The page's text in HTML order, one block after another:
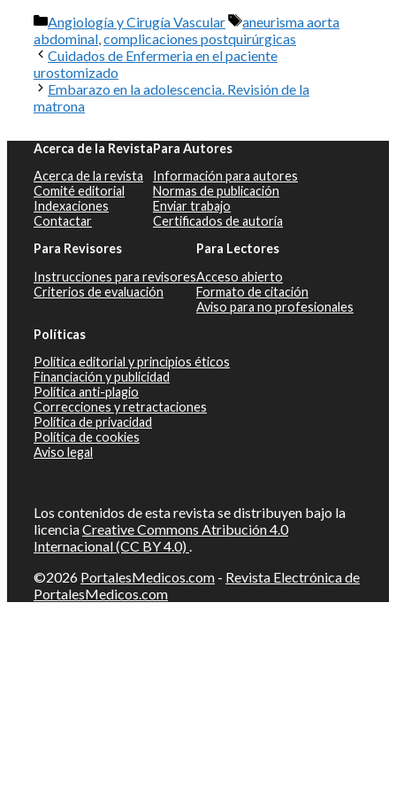
Categorías
Angiología y Cirugía Vascular Etiquetas
aneurisma aorta
abdominal complicaciones postquirúrgicas
Cuidados de Enfermeria en el paciente
urostomizado
Embarazo en la adolescencia. Revisión de la
matrona
Acerca de la Revista
Acerca de la revista
Comité editorial
Indexaciones
Contactar
Para Autores
Información para autores
Normas de publicación
Enviar trabajo
Certificados de autoría
Para Revisores
Instrucciones para revisores
Criterios de evaluación
Para Lectores
Acceso abierto
Formato de citación
Aviso para no profesionales
Políticas
Política editorial y principios éticos
Financiación y publicidad
Política anti-plagio
Correcciones y retractaciones
Política de privacidad
Política de cookies
Aviso legal
Los contenidos de esta revista se distribuyen bajo la
licenciaCreative Commons Atribución 4.0
Internacional (CC BY 4.0) .
©2026 PortalesMedicos.com - Revista Electrónica de
PortalesMedicos.com